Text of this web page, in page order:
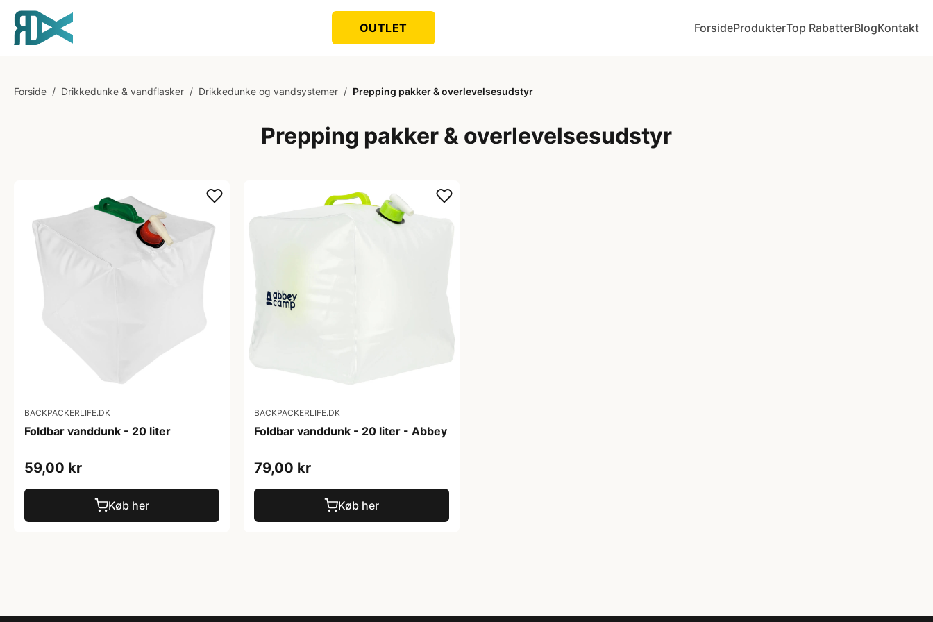
OUTLET ForsideProdukterTop RabatterBlogKontakt
Forside / Drikkedunke & vandflasker / Drikkedunke og vandsystemer / Prepping pakker & overlevelsesudstyr
Prepping pakker & overlevelsesudstyr
BACKPACKERLIFE.DK
Foldbar vanddunk - 20 liter
59,00 kr
Køb her
BACKPACKERLIFE.DK
Foldbar vanddunk - 20 liter - Abbey
79,00 kr
Køb her